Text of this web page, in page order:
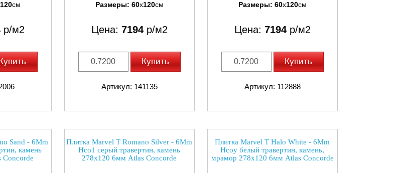
120см
р/м2
Размеры: 60x120см
Цена: 7194р/м2
Купить
Артикул: 141135
Размеры: 60x120см
Цена: 7194р/м2
Купить
Артикул: 112888
Sand - 6Mm
камень
Плитка Marvel T Romano Silver - 6Mm
Hco1 серый травертин, камень
278x120 6мм Atlas Concorde
Плитка Marvel T Halo White - 6Mm
Hcoy белый травертин, камень,
мрамор 278x120 6мм Atlas Concorde